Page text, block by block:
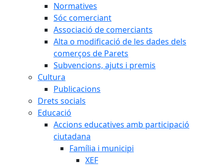
Normatives
Sóc comerciant
Associació de comerciants
Alta o modificació de les dades dels
comerços de Parets
Subvencions, ajuts i premis
Cultura
Publicacions
Drets socials
Educació
Accions educatives amb participació
ciutadana
Família i municipi
XEF